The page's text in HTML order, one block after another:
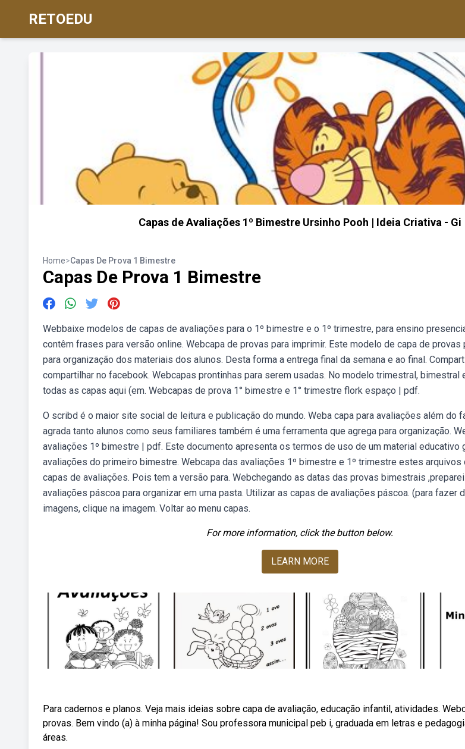
RETOEDU
Capas de Avaliações 1º Bimestre Ursinho Pooh | Ideia Criativa - Gi
Home>Capas De Prova 1 Bimestre
Capas De Prova 1 Bimestre
Webbaixe modelos de capas de avaliações para o 1º bimestre e o 1º trimestre, para ensino
contêm frases para versão online. Webcapa de provas para imprimir. Este modelo de capa de provas
para organização dos materiais dos alunos. Desta forma a entrega final da semana e ao final.
compartilhar no facebook. Webcapas prontinhas para serem usadas. No modelo trimestral, bimestral
todas as capas aqui (em. Webcapas de prova 1° bimestre e 1° trimestre flork espaço | pdf.
O scribd é o maior site social de leitura e publicação do mundo. Weba capa para avaliações além do
agrada tanto alunos como seus familiares também é uma ferramenta que agrega para organização.
avaliações 1º bimestre | pdf. Este documento apresenta os termos de uso de um material educativo
avaliações do primeiro bimestre. Webcapa das avaliações 1º bimestre e 1º trimestre estes
capas de avaliações. Pois tem a versão para. Webchegando as datas das provas bimestrais
avaliações páscoa para organizar em uma pasta. Utilizar as capas de avaliações páscoa. (para fazer
imagens, clique na imagem. Voltar ao menu capas.
For more information, click the button below.
LEARN MORE
Para cadernos e planos. Veja mais ideias sobre capa de avaliação, educação infantil, atividades.
provas. Bem vindo (a) à minha página! Sou professora municipal peb i, graduada em letras e
áreas.